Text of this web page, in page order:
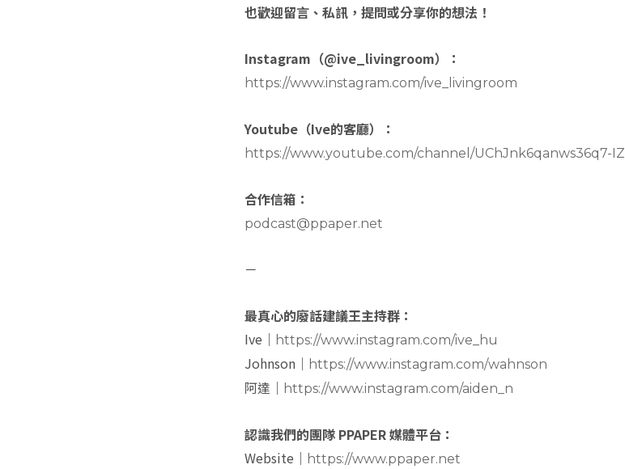
也歡迎留言、私訊，提問或分享你的想法！
Instagram（@ive_livingroom）：
https://www.instagram.com/ive_livingroom
Youtube（Ive的客廳）：
https://www.youtube.com/channel/UChJnk6qanws36q7-
合作信箱：
podcast@ppaper.net
－
最真心的廢話建議王主持群：
Ive｜ https://www.instagram.com/ive_hu
Johnson｜ https://www.instagram.com/wahnson
阿達｜ https://www.instagram.com/aiden_n
認識我們的團隊 PPAPER 媒體平台：
Website｜ https://www.ppaper.net